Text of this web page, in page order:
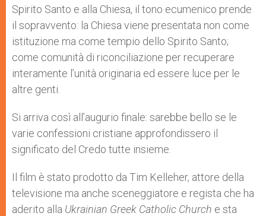
Spirito Santo e alla Chiesa, il tono ecumenico prende
il sopravvento: la Chiesa viene presentata non come
istituzione ma come tempio dello Spirito Santo;
come comunità di riconciliazione per recuperare
interamente l’unità originaria ed essere luce per le
altre genti.
Si arriva così all’augurio finale: sarebbe bello se le
varie confessioni cristiane approfondissero il
significato del Credo tutte insieme.
Il film è stato prodotto da Tim Kelleher, attore della
televisione ma anche sceneggiatore e regista che ha
aderito alla Ukrainian Greek Catholic Church e sta